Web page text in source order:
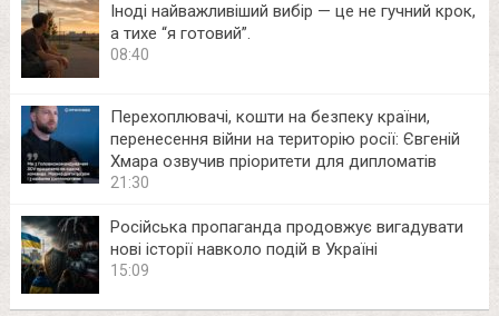
Іноді найважливіший вибір — це не гучний крок,
а тихе “я готовий”.
08:40
Перехоплювачі, кошти на безпеку країни,
перенесення війни на територію росії: Євгеній
Хмара озвучив пріоритети для дипломатів
21:30
Російська пропаганда продовжує вигадувати
нові історії навколо подій в Україні
15:09